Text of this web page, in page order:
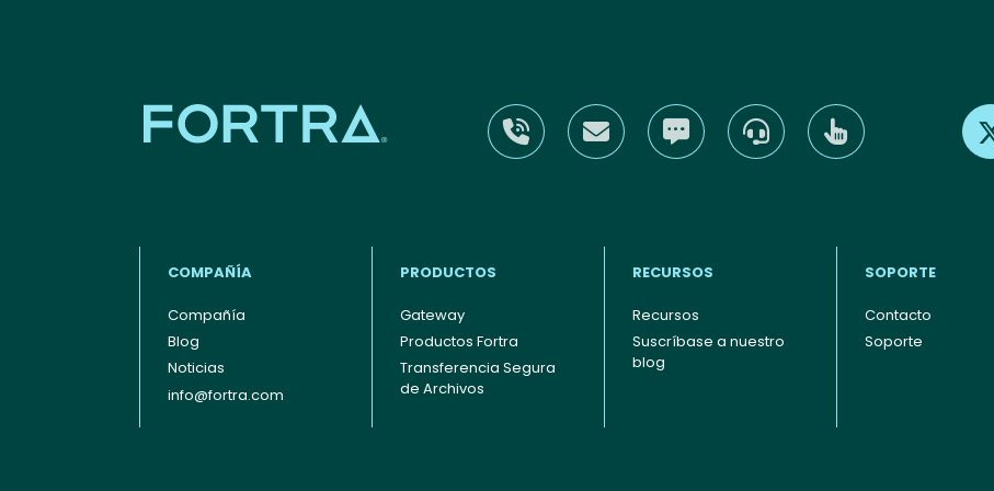
Footer - Español
COMPAÑÍA
Compañía
Blog
Noticias
info@fortra.com
PRODUCTOS
Gateway
Productos Fortra
Transferencia Segura
de Archivos
RECURSOS
Recursos
Suscríbase a nuestro
blog
SOPORTE
Contacto
Soporte